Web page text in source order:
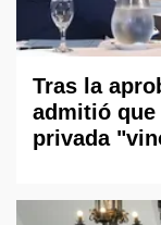
Tras la
admitió que
privada